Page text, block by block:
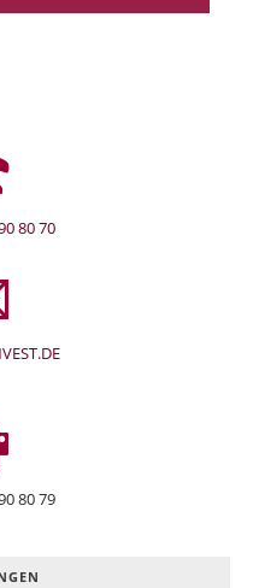
80 70
80 79